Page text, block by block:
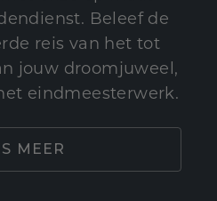
Beleef de
reis van het tot
jouw droomjuweel,
eindmeesterwerk.
MEER